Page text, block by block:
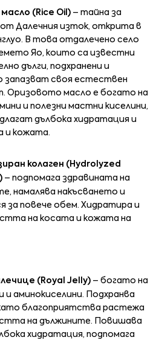
(Rice Oil) – тайна за
Далечния изток, открита в
В това отдалечено село
Яо, които са известни
дълги, подхранени и
запазват своя естествен
Оризовото масло е богато на
и полезни мастни киселини,
дълбока хидратация и
и кожата.
колаген (Hydrolyzed
– подпомага здравината на
намалява накъсването и
за повече обем. Хидратира и
на косата и кожата на
(Royal Jelly) – богато на
и аминокиселини. Подхранва
благоприятства растежа
на дължините. Повишава
хидратация, подпомага